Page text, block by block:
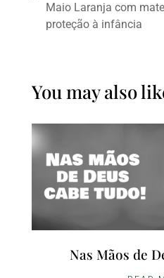
Maio Laranja com
proteção à infância
You may also
Nas Mãos de